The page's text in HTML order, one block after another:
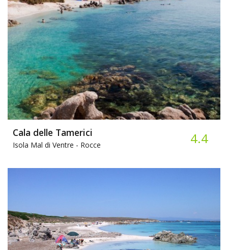
Cala delle Tamerici
Isola Mal di Ventre - Rocce 4.4